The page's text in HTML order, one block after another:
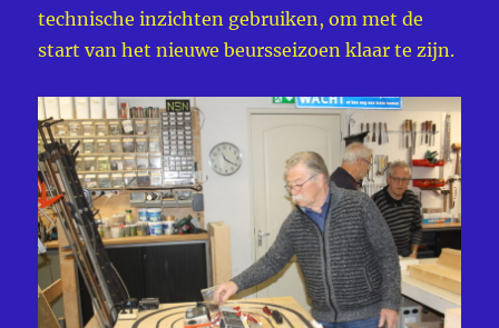
technische inzichten gebruiken, om met de
start van het nieuwe beursseizoen klaar te zijn.